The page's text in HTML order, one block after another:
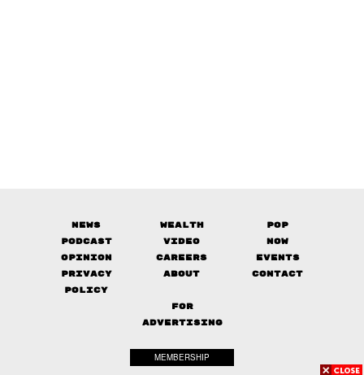
News Wealth
Pop
Podcast
Video
Now
Opinion
Careers
Events
Privacy
Policy
About Contact
FOR
ADVERTISING
MEMBERSHIP